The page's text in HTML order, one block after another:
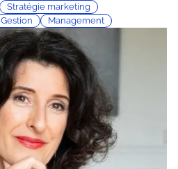
Stratégie marketing
Gestion Management